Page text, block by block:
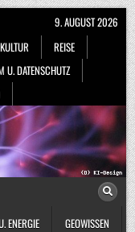
KULTUR
REISE
U. DATENSCHUTZ
9. AUGUST 2026
ENERGIE GEOWISSEN